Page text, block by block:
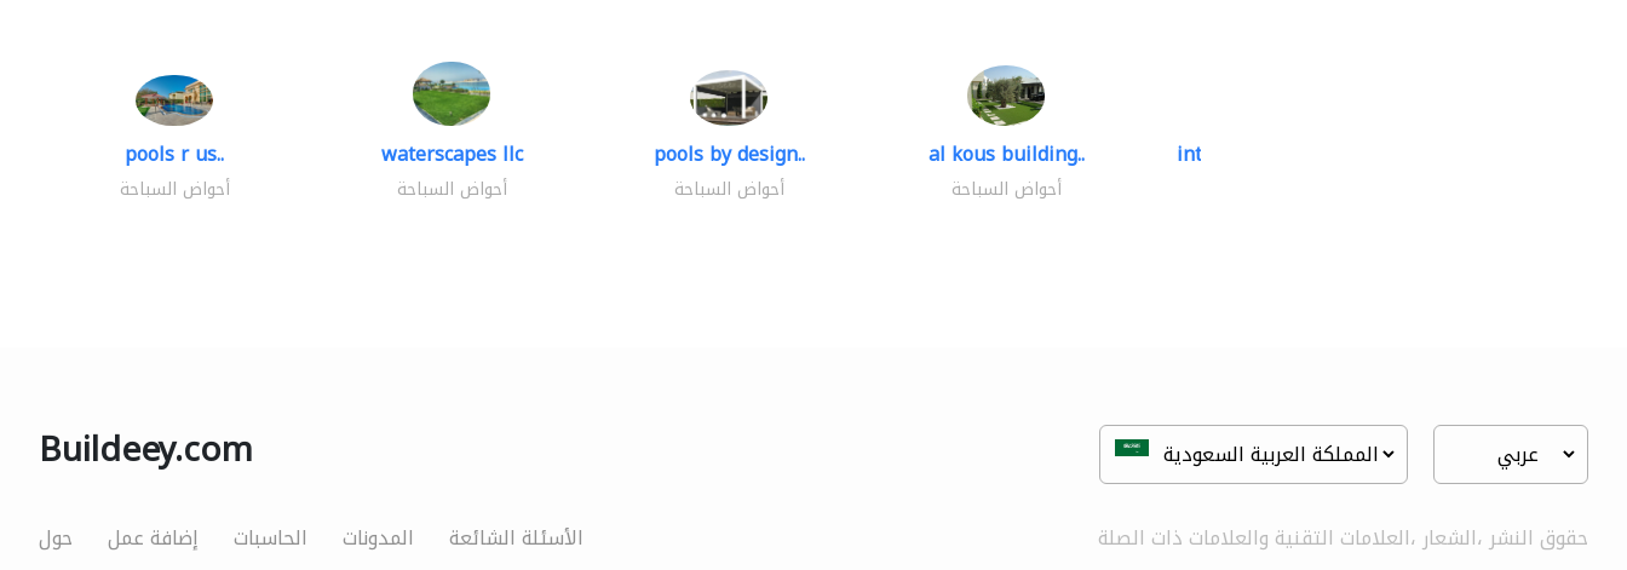
pools r us..
أحواض السباحة
waterscapes llc
أحواض السباحة
pools by design..
أحواض السباحة
al kous building..
أحواض السباحة
international pools est.
Buildeey.com
حول إضافة عمل الحاسبات المدونات الأسئلة الشائعة حقوق النشر ،الشعار ،العلامات التقنية والعلامات ذات الصلة